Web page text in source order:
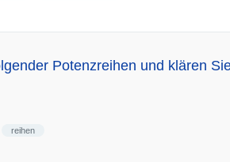
Potenzreihen und klären
reihen